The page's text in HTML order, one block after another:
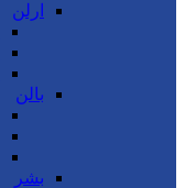
ارلن
بالن
بشر